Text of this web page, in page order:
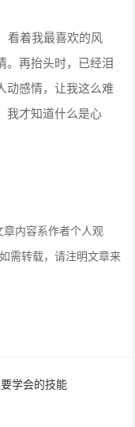
看着我最喜欢的风
。再抬头时，已经泪
动感情，让我这么难
我才知道什么是心
内容系作者个人观
需转载，请注明文章来
学会的技能